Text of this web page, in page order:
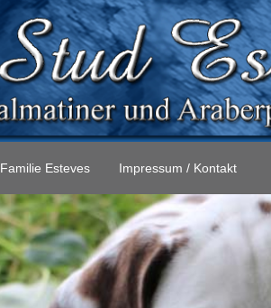
Familie Esteves Impressum / Kontakt